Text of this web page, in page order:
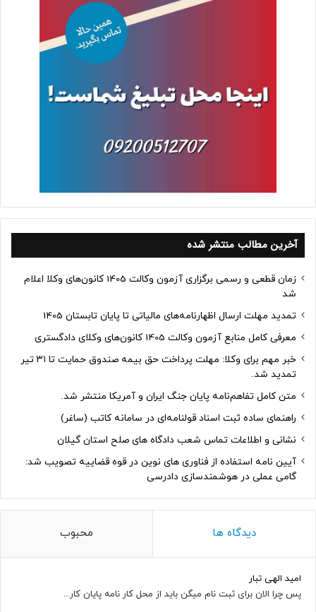
آخرین مطالب منتشر شده
زمان قطعی و رسمی برگزاری آزمون وکالت 1405 کانون‌های وکلا اعلام
شد
تمدید مهلت ارسال اظهارنامه‌های مالیاتی تا پایان تابستان 1405
معرفی کامل منابع آزمون وکالت 1405 کانون‌های وکلای دادگستری
خبر مهم برای وکلا: مهلت پرداخت حق بیمه صندوق حمایت تا ۳۱ تیر
تمدید شد.
متن کامل تفاهم‌نامه پایان جنگ ایران و آمریکا منتشر شد.
راهنمای ساده ثبت اسناد قولنامه‌ای در سامانه کاتب (ساغر)
نشانی و اطلاعات تماس شعب دادگاه های صلح استان گیلان
آیین نامه استفاده از فناوری های نوین در قوه قضاییه تصویب شد:
گامی عملی در هوشمندسازی دادرسی
دیدگاه ها محبوب
امید الهی تبار
پس چرا الان برای ثبت نام میگن باید از محل کار نامه پایان کار...